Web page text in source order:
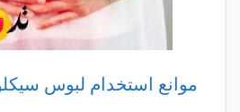
موانع استخدام لبوس